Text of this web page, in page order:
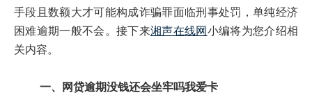
手段且数额大才可能构成诈骗罪面临刑事处罚，单纯经济
困难逾期一般不会。接下来湘声在线网 小编将为您介绍相
关内容。
一、网贷逾期没钱还会坐牢吗我爱卡